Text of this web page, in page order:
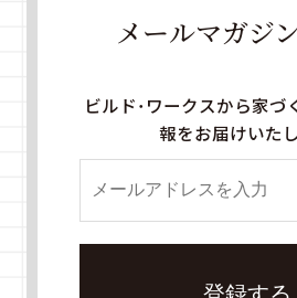
メールマガジ
ビルド・ワークスから家づ
報をお届けいた